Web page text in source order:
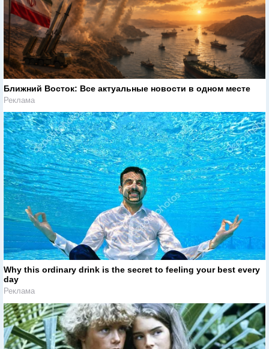
Ближний Восток: Все актуальные новости в одном месте
Реклама
Why this ordinary drink is the secret to feeling your best every
day
Реклама